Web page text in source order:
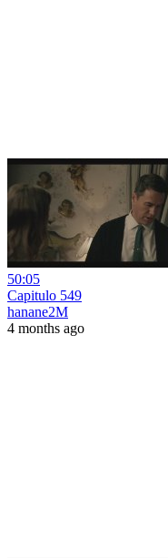
50:05
Capitulo 549
hanane2M
4 months ago